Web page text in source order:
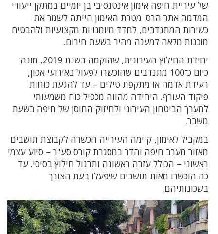
של עיריית חיפה אימון אינטנסיבי בן יומיים במתקן ייעודי
המדמה אתר הרס. מטרת האימון הייתה לשמר את
כשירות המתנדבים, לחדד מיומנויות מקצועיות ולהבטיח
מוכנות מלאה למענה מהיר בשעת חירום.
יחידת החילוץ העירונית, שהוקמה בשנת 2019, מונה
כיום כ־100 מתנדבים שהוכשרו לפעול באירועי אסון,
רעידת אדמה או מתקפת טילים – עד להגעת כוחות
פיקוד העורף. היחידה מהווה מכפיל כוח משמעותי
למערך הביטחון העירוני ולחיזוק החוסן של חיפה בשעת
משבר.
במקביל לאימון, קיימה העירייה הכשרה לקבוצת תושבים
מאזור מערב חיפה והדר במסגרת קורס סע"ר – סיוע עצמי
ראשוני – הכולל עזרה ראשונה ותרגול חילוץ בסיסי. עד
כה הוכשרו מאות תושבים שיפעלו בעת הצורך
בשכונותיהם.